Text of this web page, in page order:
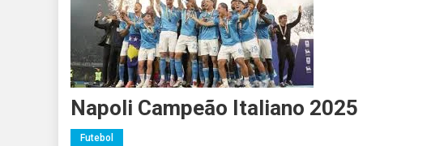
Napoli Campeão Italiano 2025
Futebol